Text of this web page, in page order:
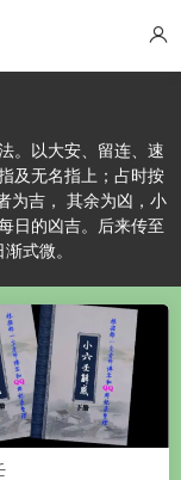
。以大安、留连、速
及无名指上；占时按
为吉， 其余为凶，小
日的凶吉。后来传至
式微。